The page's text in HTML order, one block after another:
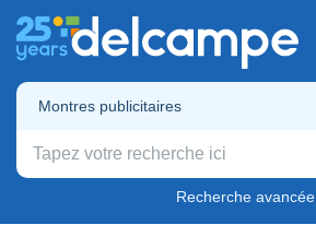
Montres publicitaires
Recherche avancée